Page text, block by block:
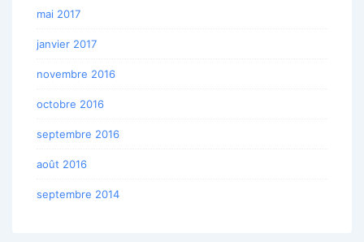
mai 2017
janvier 2017
novembre 2016
octobre 2016
septembre 2016
août 2016
septembre 2014